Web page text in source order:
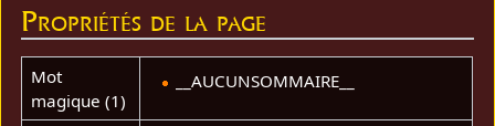
Propriétés de la page
Mot
magique (1)
__AUCUNSOMMAIRE__